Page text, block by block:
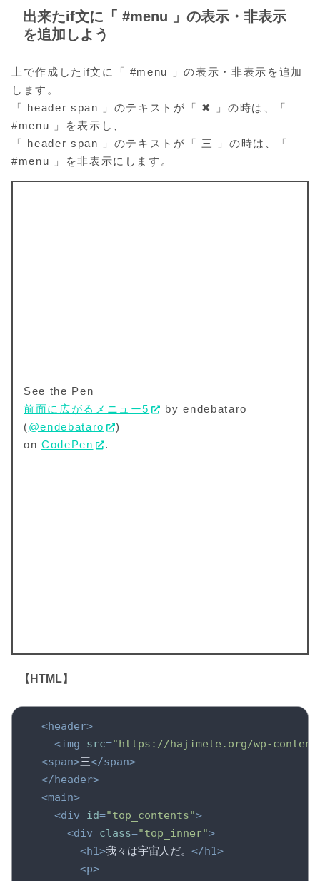
出来たif文に「 #menu 」の表示・非表示
を追加しよう
上で作成したif文に「 #menu 」の表示・非表示を追加
します。
「 header span 」のテキストが「 ✖ 」の時は、「
#menu 」を表示し、
「 header span 」のテキストが「 三 」の時は、「
#menu 」を非表示にします。
See the Pen
前面に広がるメニュー5
by endebataro
(@endebataro
)
on CodePen .
【HTML】
<header>
<img src="https://hajimete.org/wp-
<span>三</span>
</header>
<main>
<div id="top_contents">
<div class="top_inner">
<h1>我々は宇宙人だ。 </h1>
<p>